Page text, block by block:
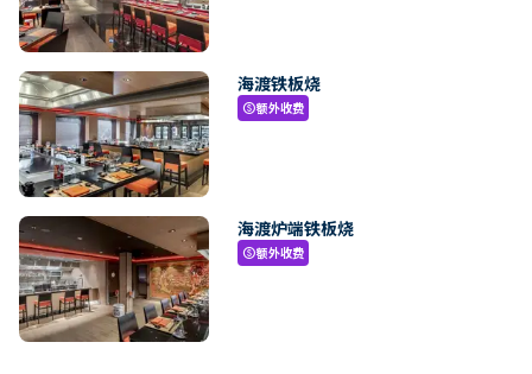
海渡铁板烧
paid额外收费
海渡炉端铁板烧
paid额外收费